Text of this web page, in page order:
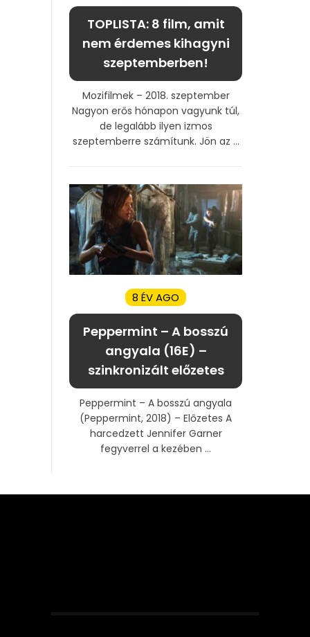
TOPLISTA: 8 film, amit
nem érdemes kihagyni
szeptemberben!
Mozifilmek – 2018. szeptember
Nagyon erős hónapon vagyunk túl,
de legalább ilyen izmos
szeptemberre számítunk. Jön az ...
8 ÉV AGO
Peppermint – A bosszú
angyala (16E) –
szinkronizált előzetes
Peppermint – A bosszú angyala
(Peppermint, 2018) – Előzetes A
harcedzett Jennifer Garner
fegyverrel a kezében ...